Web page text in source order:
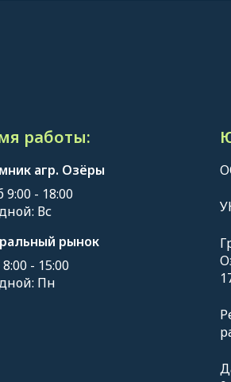
работы:
агр. Озёры
- 18:00
Вс
рынок
- 15:00
Пн